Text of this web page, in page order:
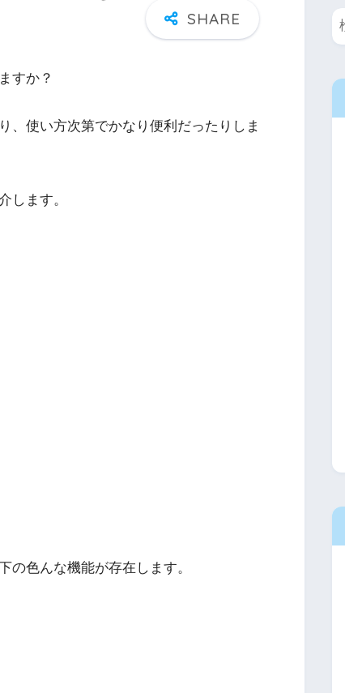
すか？
、使い方次第でかなり便利だったりしま
します。
の色んな機能が存在します。